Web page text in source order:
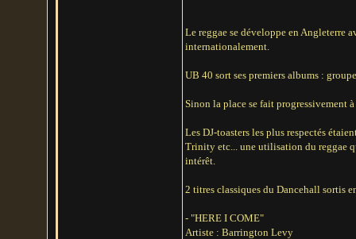
Le reggae se développe en Angleterre
internationalement.
UB 40 sort ses premiers albums :
Sinon la place se fait progressivement
Les DJ-toasters les plus respectés
Trinity etc... une utilisation du reggae
intérêt.
2 titres classiques du Dancehall sortis
- "HERE I COME"
Artiste : Barrington Levy